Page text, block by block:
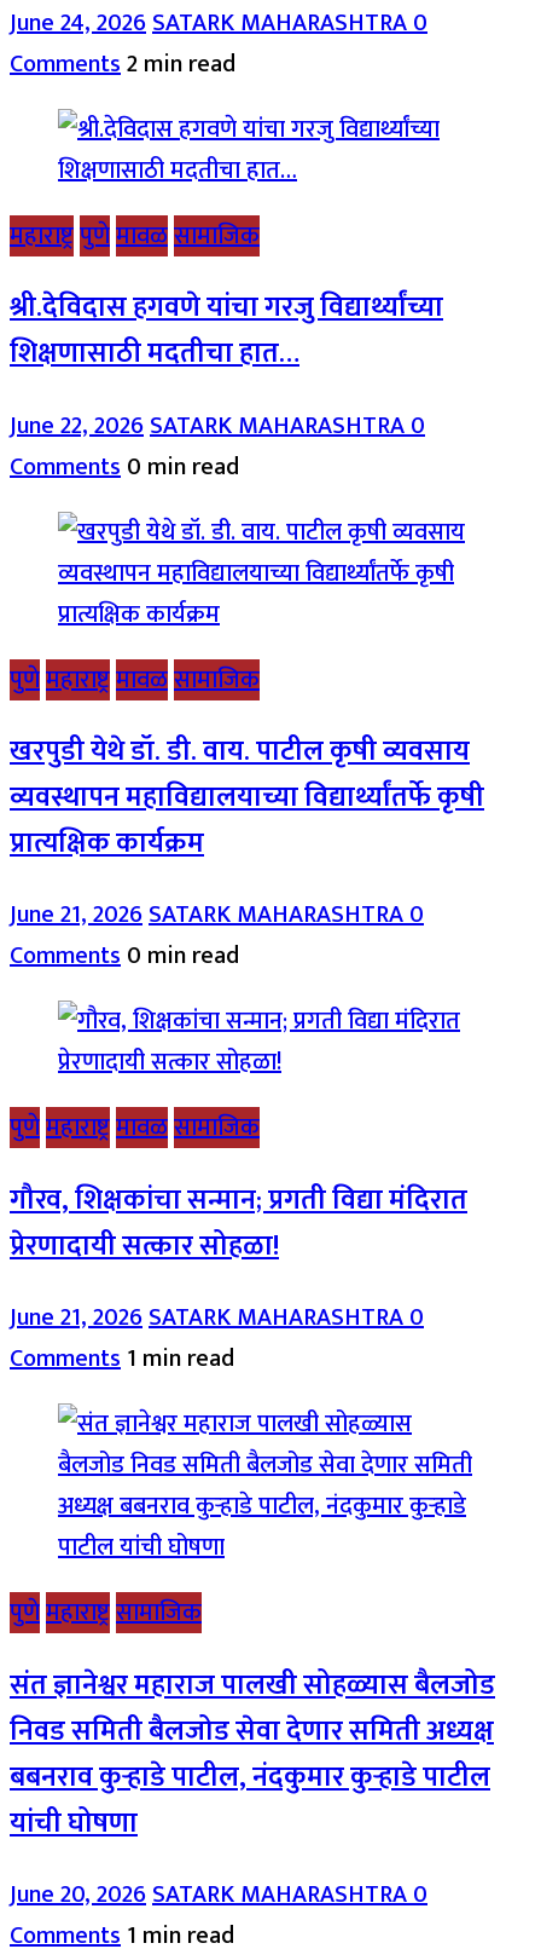
June 24, 2026SATARK MAHARASHTRA0
Comments2 min read
महाराष्ट्रपुणेमावळसामाजिक
श्री.देविदास हगवणे यांचा गरजु विद्यार्थ्यांच्या
शिक्षणासाठी मदतीचा हात…
June 22, 2026SATARK MAHARASHTRA0
Comments0 min read
पुणेमहाराष्ट्रमावळसामाजिक
खरपुडी येथे डॉ. डी. वाय. पाटील कृषी व्यवसाय
व्यवस्थापन महाविद्यालयाच्या विद्यार्थ्यांतर्फे कृषी
प्रात्यक्षिक कार्यक्रम
June 21, 2026SATARK MAHARASHTRA0
Comments0 min read
पुणेमहाराष्ट्रमावळसामाजिक
गौरव, शिक्षकांचा सन्मान; प्रगती विद्या मंदिरात
प्रेरणादायी सत्कार सोहळा!
June 21, 2026SATARK MAHARASHTRA0
Comments1 min read
पुणेमहाराष्ट्रसामाजिक
संत ज्ञानेश्वर महाराज पालखी सोहळ्यास बैलजोड
निवड समिती बैलजोड सेवा देणार समिती अध्यक्ष
बबनराव कुऱ्हाडे पाटील, नंदकुमार कुऱ्हाडे पाटील
यांची घोषणा
June 20, 2026SATARK MAHARASHTRA0
Comments1 min read